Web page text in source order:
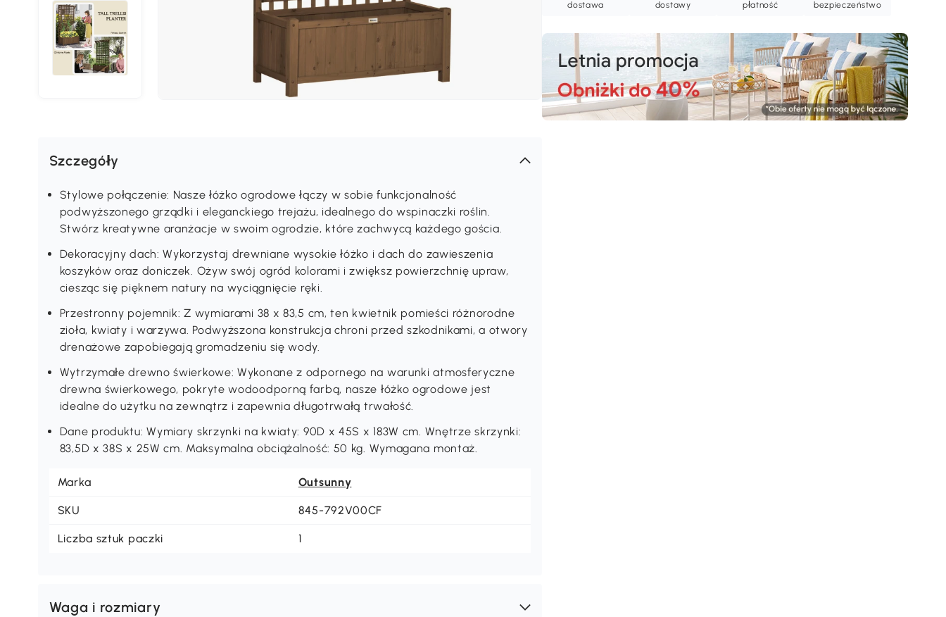
dostawa
dostawy
płatność
bezpieczeństwo
Szczegóły
Stylowe połączenie: Nasze łóżko ogrodowe łączy w sobie funkcjonalność
podwyższonego grządki i eleganckiego trejażu, idealnego do wspinaczki roślin.
Stwórz kreatywne aranżacje w swoim ogrodzie, które zachwycą każdego gościa.
Dekoracyjny dach: Wykorzystaj drewniane wysokie łóżko i dach do zawieszenia
koszyków oraz doniczek. Ożyw swój ogród kolorami i zwiększ powierzchnię upraw,
ciesząc się pięknem natury na wyciągnięcie ręki.
Przestronny pojemnik: Z wymiarami 38 x 83,5 cm, ten kwietnik pomieści różnorodne
zioła, kwiaty i warzywa. Podwyższona konstrukcja chroni przed szkodnikami, a otwory
drenażowe zapobiegają gromadzeniu się wody.
Wytrzymałe drewno świerkowe: Wykonane z odpornego na warunki atmosferyczne
drewna świerkowego, pokryte wodoodporną farbą, nasze łóżko ogrodowe jest
idealne do użytku na zewnątrz i zapewnia długotrwałą trwałość.
Dane produktu: Wymiary skrzynki na kwiaty: 90D x 45S x 183W cm. Wnętrze skrzynki:
83,5D x 38S x 25W cm. Maksymalna obciążalność: 50 kg. Wymagana montaż.
Marka Outsunny
SKU 845-792V00CF
Liczba sztuk paczki 1
Waga i rozmiary